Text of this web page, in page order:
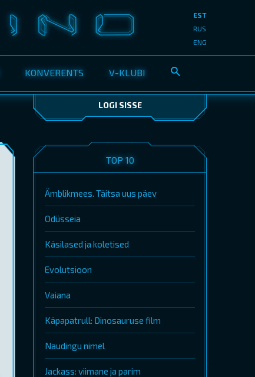
KONVERENTS V-KLUBI
EST
RUS
ENG
LOGI SISSE
TOP 10
Ämblikmees. Täitsa uus päev
Odüsseia
Käsilased ja koletised
Evolutsioon
Vaiana
Käpapatrull: Dinosauruse film
Naudingu nimel
Jackass: viimane ja parim